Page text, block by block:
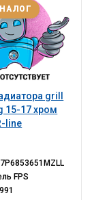
grill
15-17 хром
line
7P6853651MZLL
FPS